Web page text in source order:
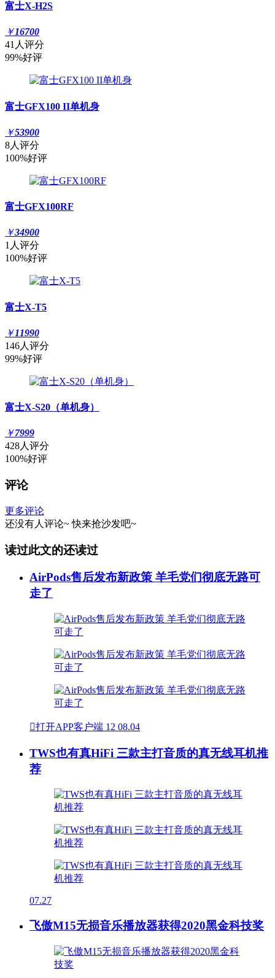
富士X-H2S
￥16700
41人评分
99%好评
富士GFX100 II单机身
￥53900
8人评分
100%好评
富士GFX100RF
￥34900
1人评分
100%好评
富士X-T5
￥11990
146人评分
99%好评
富士X-S20（单机身）
￥7999
428人评分
100%好评
评论
更多评论
还没有人评论~ 快来抢沙发吧~
读过此文的还读过
AirPods售后发布新政策 羊毛党们彻底无路可
走了
打开APP客户端 12 08.04
TWS也有真HiFi 三款主打音质的真无线耳机推
荐
07.27
飞傲M15无损音乐播放器获得2020黑金科技奖